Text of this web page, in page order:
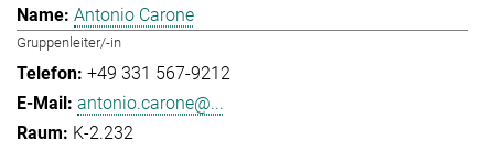
Antonio Carone
Gruppenleiter/-in
+49 331 567-9212
antonio.carone@...
K-2.232